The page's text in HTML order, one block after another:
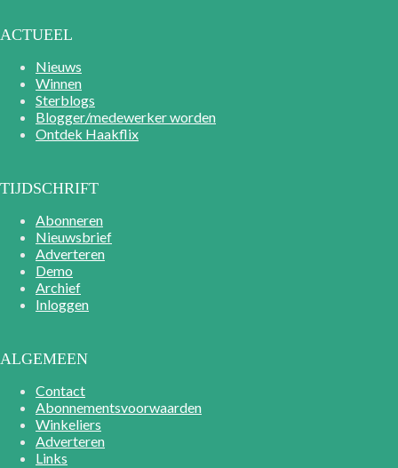
ACTUEEL
Nieuws
Winnen
Sterblogs
Blogger/medewerker worden
Ontdek Haakflix
TIJDSCHRIFT
Abonneren
Nieuwsbrief
Adverteren
Demo
Archief
Inloggen
ALGEMEEN
Contact
Abonnementsvoorwaarden
Winkeliers
Adverteren
Links